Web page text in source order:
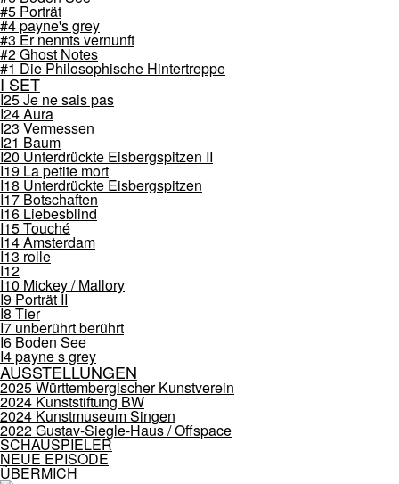
#5 Porträt
#4 payne's grey
#3 Er nennts vernunft
#2 Ghost Notes
#1 Die Philosophische Hintertreppe
I SET
I25 Je ne sais pas
I24 Aura
I23 Vermessen
I21 Baum
I20 Unterdrückte Eisbergspitzen II
I19 La petite mort
I18 Unterdrückte Eisbergspitzen
I17 Botschaften
I16 Liebesblind
I15 Touché
I14 Amsterdam
I13 rolle
I12
I10 Mickey / Mallory
I9 Porträt II
I8 Tier
I7 unberührt berührt
I6 Boden See
I4 payne s grey
AUSSTELLUNGEN
2025 Württembergischer Kunstverein
2024 Kunststiftung BW
2024 Kunstmuseum Singen
2022 Gustav-Siegle-Haus / Offspace
SCHAUSPIELER
NEUE EPISODE
ÜBERMICH